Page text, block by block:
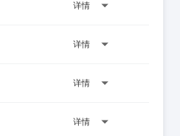
详情
详情
详情
详情